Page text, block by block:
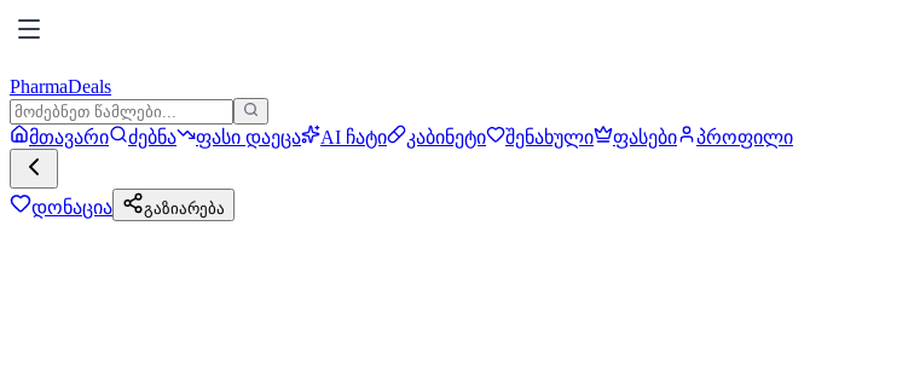
PharmaDeals
მთავარი ძებნა ფასი დაეცა AI ჩატი კაბინეტი შენახული ფასები პროფილი
დონაცია გაზიარება